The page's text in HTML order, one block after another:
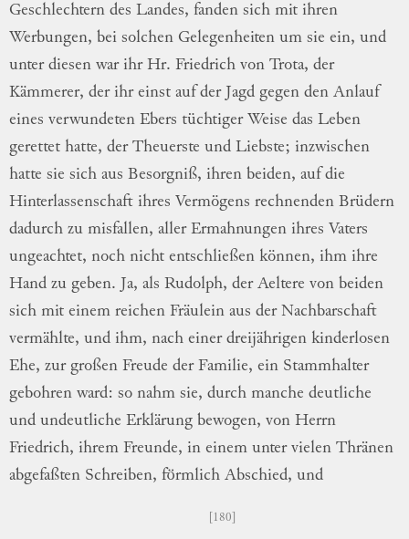
Geschlechtern des Landes, fanden sich mit ihren
Werbungen, bei solchen Gelegenheiten um sie ein, und
unter diesen war ihr Hr. Friedrich von Trota, der
Kämmerer, der ihr einst auf der Jagd gegen den Anlauf
eines verwundeten Ebers tüchtiger Weise das Leben
gerettet hatte, der Theuerste und Liebste; inzwischen
hatte sie sich aus Besorgniß, ihren beiden, auf die
Hinterlassenschaft ihres Vermögens rechnenden Brüdern
dadurch zu misfallen, aller Ermahnungen ihres Vaters
ungeachtet, noch nicht entschließen können, ihm ihre
Hand zu geben. Ja, als Rudolph, der Aeltere von beiden
sich mit einem reichen Fräulein aus der Nachbarschaft
vermählte, und ihm, nach einer dreijährigen kinderlosen
Ehe, zur großen Freude der Familie, ein Stammhalter
gebohren ward: so nahm sie, durch manche deutliche
und undeutliche Erklärung bewogen, von Herrn
Friedrich, ihrem Freunde, in einem unter vielen Thränen
abgefaßten Schreiben, förmlich Abschied, und
180